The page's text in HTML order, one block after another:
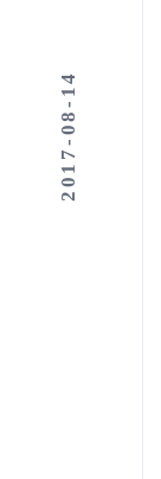
2017-08-14